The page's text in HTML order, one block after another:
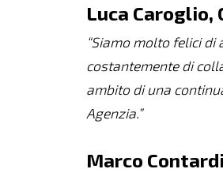
Luca Caroglio,
“Siamo molto felici di
costantemente di
ambito di una
Agenzia.”
Marco